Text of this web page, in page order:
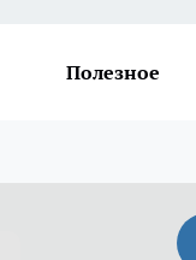
Полезное